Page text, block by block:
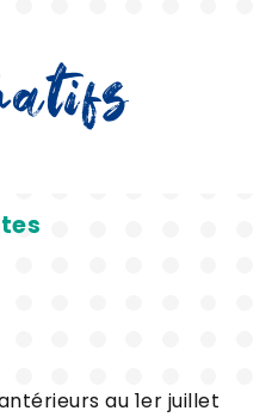
au 1er juillet